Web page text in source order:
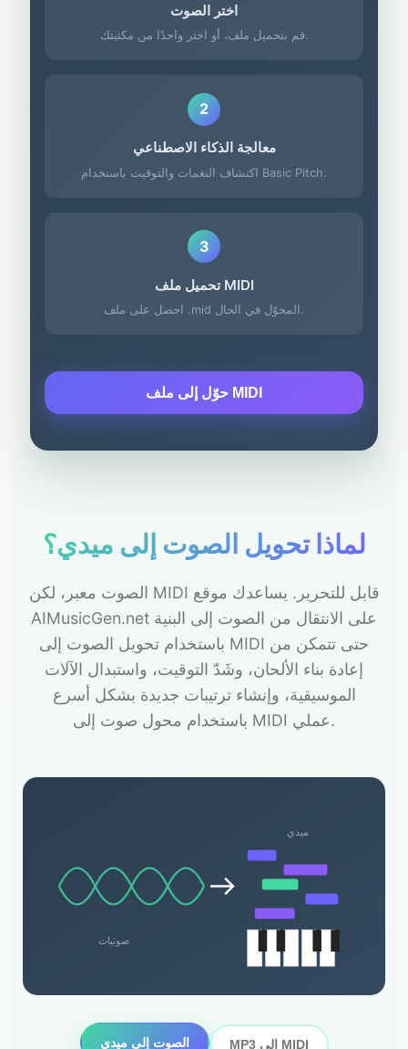
اختر الصوت
قم بتحميل ملف، أو اختر واحدًا من مكتبتك.
2
معالجة الذكاء الاصطناعي
اكتشاف النغمات والتوقيت باستخدام Basic Pitch.
3
تحميل ملف MIDI
احصل على ملف .mid المحوّل في الحال.
حوّل إلى ملف MIDI
لماذا تحويل الصوت إلى ميدي؟
الصوت معبر، لكن MIDI قابل للتحرير. يساعدك موقع
AIMusicGen.net على الانتقال من الصوت إلى البنية
باستخدام تحويل الصوت إلى MIDI حتى تتمكن من
إعادة بناء الألحان، وشَدّ التوقيت، واستبدال الآلات
الموسيقية، وإنشاء ترتيبات جديدة بشكل أسرع
باستخدام محول صوت إلى MIDI عملي.
صوتيات
ميدي
الصوت إلى ميدي MP3 إلى MIDI